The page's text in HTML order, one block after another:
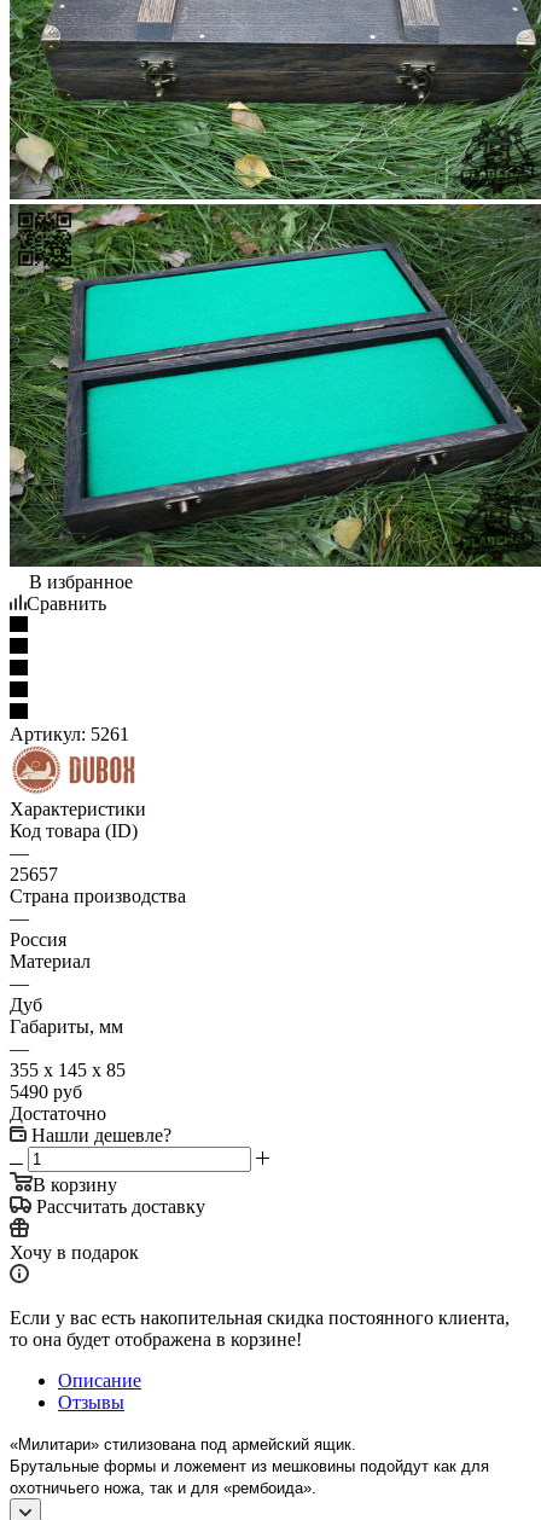
В избранное
Сравнить
Артикул: 5261
Характеристики
Код товара (ID)
—
25657
Страна производства
—
Россия
Материал
—
Дуб
Габариты, мм
—
355 x 145 x 85
5490 руб
Достаточно
Нашли дешевле?
В корзину
Рассчитать доставку
Хочу в подарок
Если у вас есть накопительная скидка постоянного клиента,
то она будет отображена в корзине!
Описание
Отзывы
«Милитари» стилизована под армейский ящик.
Брутальные формы и ложемент из мешковины подойдут как для
охотничьего ножа, так и для «рембоида».